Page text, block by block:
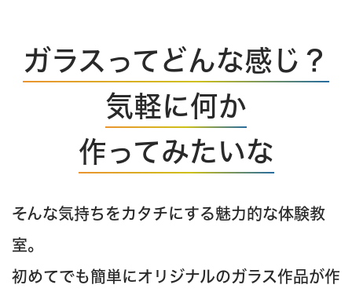
ガラスってどんな感じ？
気軽に何か
作ってみたいな
そんな気持ちをカタチにする魅力的な体験教
室。
初めてでも簡単にオリジナルのガラス作品が作